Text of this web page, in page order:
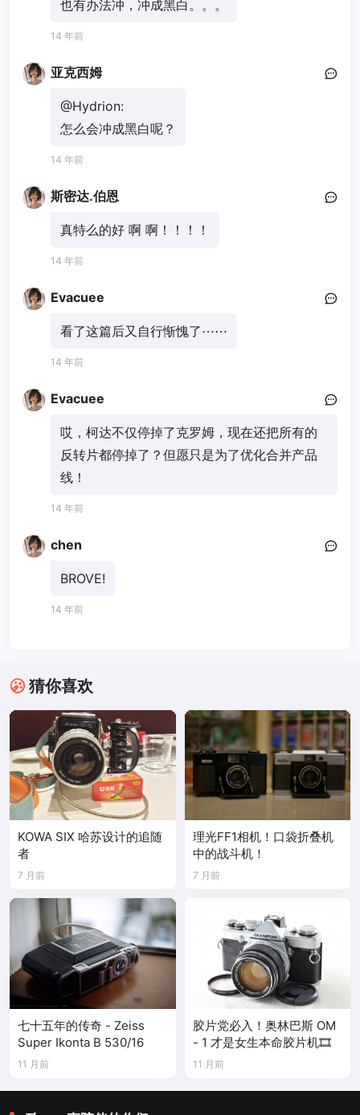
也有办法冲，冲成黑白。。。
14 年前
亚克西姆
@Hydrion:
怎么会冲成黑白呢？
14 年前
斯密达.伯恩
真特么的好 啊 啊！！！！
14 年前
Evacuee
看了这篇后又自行惭愧了⋯⋯
14 年前
Evacuee
哎，柯达不仅停掉了克罗姆，现在还把所有的
反转片都停掉了？但愿只是为了优化合并产品
线！
14 年前
chen
BROVE!
14 年前
猜你喜欢
KOWA SIX 哈苏设计的追随
者
7 月前
理光FF1相机！口袋折叠机
中的战斗机！
7 月前
七十五年的传奇 - Zeiss
Super Ikonta B 530/16
11 月前
胶片党必入！奥林巴斯 OM
- 1 才是女生本命胶片机🎞️
11 月前